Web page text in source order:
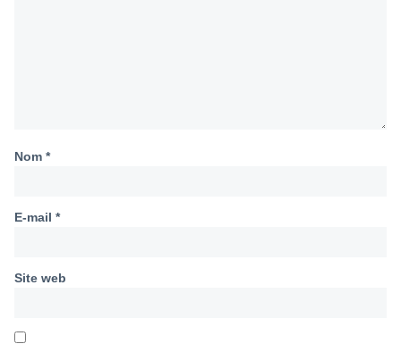
Nom *
E-mail *
Site web